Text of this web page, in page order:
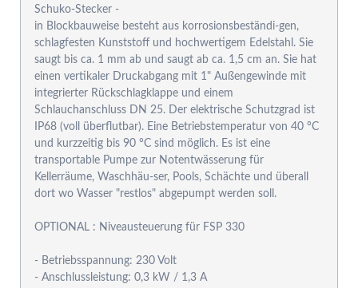
Schuko-Stecker -
in Blockbauweise besteht aus korrosionsbeständi-gen,
schlagfesten Kunststoff und hochwertigem Edelstahl. Sie
saugt bis ca. 1 mm ab und saugt ab ca. 1,5 cm an. Sie hat
einen vertikaler Druckabgang mit 1" Außengewinde mit
integrierter Rückschlagklappe und einem
Schlauchanschluss DN 25. Der elektrische Schutzgrad ist
IP68 (voll überflutbar). Eine Betriebstemperatur von 40 °C
und kurzzeitig bis 90 °C sind möglich. Es ist eine
transportable Pumpe zur Notentwässerung für
Kellerräume, Waschhäu-ser, Pools, Schächte und überall
dort wo Wasser "restlos" abgepumpt werden soll.
OPTIONAL : Niveausteuerung für FSP 330
- Betriebsspannung: 230 Volt
- Anschlussleistung: 0,3 kW / 1,3 A